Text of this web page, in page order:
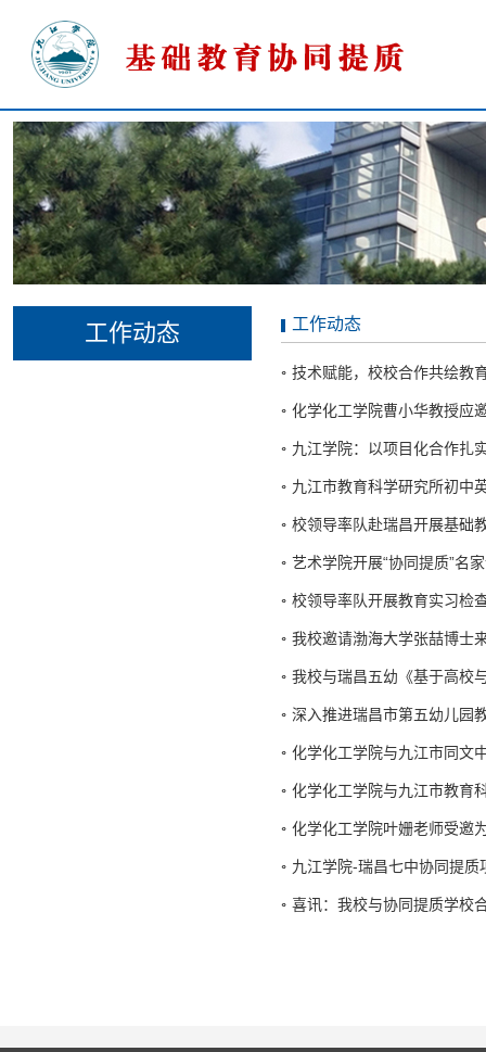
工作动态 工作动态
技术赋能，校校合作共绘教
化学化工学院曹小华教授应
九江学院：以项目化合作扎
九江市教育科学研究所初中
校领导率队赴瑞昌开展基础
艺术学院开展“协同提质”名
校领导率队开展教育实习检
我校邀请渤海大学张喆博士
我校与瑞昌五幼《基于高校
深入推进瑞昌市第五幼儿园
化学化工学院与九江市同文
化学化工学院与九江市教育
化学化工学院叶姗老师受邀
九江学院-瑞昌七中协同提
喜讯：我校与协同提质学校